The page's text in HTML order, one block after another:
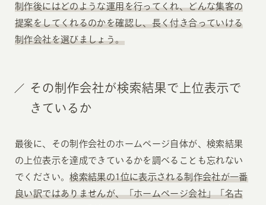
制作後にはどのような運用を行ってくれ、どんな集客の
提案をしてくれるのかを確認し、長く付き合っていける
制作会社を選びましょう。
その制作会社が検索結果で上位表示で
きているか
最後に、その制作会社のホームページ自体が、検索結果
の上位表示を達成できているかを調べることも忘れない
でください。検索結果の1位に表示される制作会社が一番
良い訳ではありませんが、「ホームページ会社」「名古